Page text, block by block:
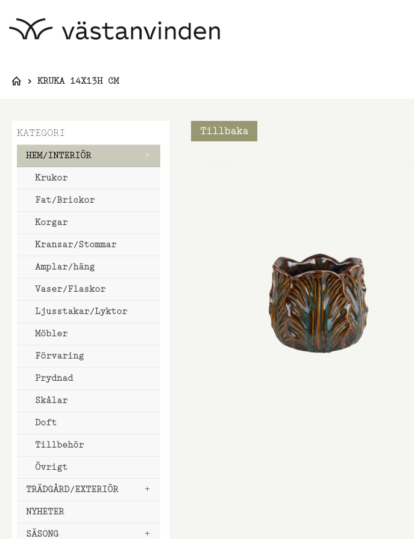
KRUKA 14X13H CM
Tillbaka
KATEGORI
HEM/INTERIÖR
Krukor
Fat/Brickor
Korgar
Kransar/Stommar
Amplar/häng
Vaser/Flaskor
Ljusstakar/Lyktor
Möbler
Förvaring
Prydnad
Skålar
Doft
Tillbehör
Övrigt
TRÄDGÅRD/EXTERIÖR
NYHETER
SÄSONG